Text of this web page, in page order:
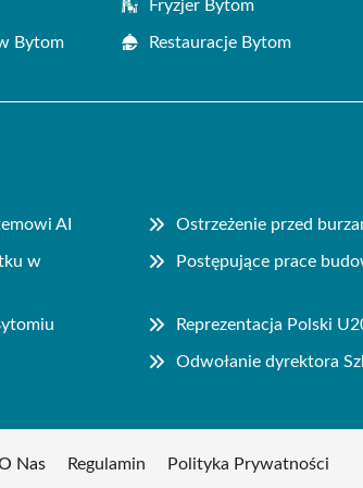
Fryzjer Bytom
Bytom Restauracje Bytom
AI Ostrzeżenie przed
w
Postępujące prace
Reprezentacja Polski
Odwołanie dyrektora
Nas Regulamin Polityka Prywatności